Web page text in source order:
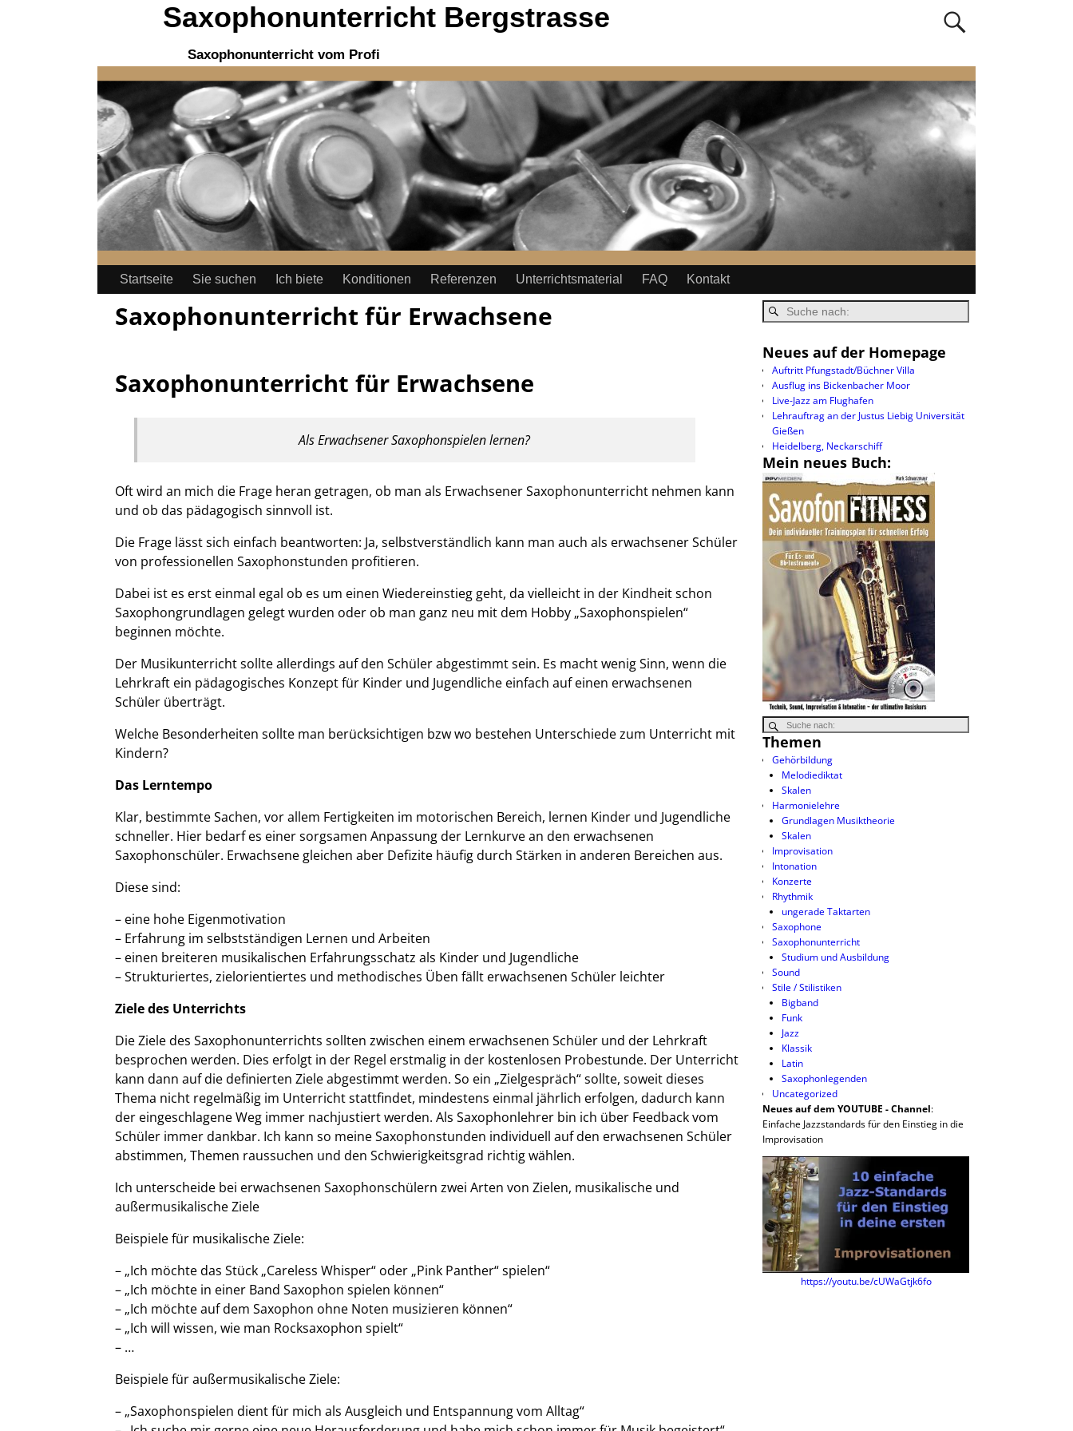
Saxophonunterricht Bergstrasse
Saxophonunterricht vom Profi
Startseite Sie suchen Ich biete Konditionen Referenzen Unterrichtsmaterial FAQ Kontakt
Saxophonunterricht für Erwachsene
Saxophonunterricht für Erwachsene
Als Erwachsener Saxophonspielen lernen?
Oft wird an mich die Frage heran getragen, ob man als Erwachsener Saxophonunterricht nehmen kann
und ob das pädagogisch sinnvoll ist.
Die Frage lässt sich einfach beantworten: Ja, selbstverständlich kann man auch als erwachsener Schüler
von professionellen Saxophonstunden profitieren.
Dabei ist es erst einmal egal ob es um einen Wiedereinstieg geht, da vielleicht in der Kindheit schon
Saxophongrundlagen gelegt wurden oder ob man ganz neu mit dem Hobby „Saxophonspielen“
beginnen möchte.
Der Musikunterricht sollte allerdings auf den Schüler abgestimmt sein. Es macht wenig Sinn, wenn die
Lehrkraft ein pädagogisches Konzept für Kinder und Jugendliche einfach auf einen erwachsenen
Schüler überträgt.
Welche Besonderheiten sollte man berücksichtigen bzw wo bestehen Unterschiede zum Unterricht mit
Kindern?
Das Lerntempo
Klar, bestimmte Sachen, vor allem Fertigkeiten im motorischen Bereich, lernen Kinder und Jugendliche
schneller. Hier bedarf es einer sorgsamen Anpassung der Lernkurve an den erwachsenen
Saxophonschüler. Erwachsene gleichen aber Defizite häufig durch Stärken in anderen Bereichen aus.
Diese sind:
– eine hohe Eigenmotivation
– Erfahrung im selbstständigen Lernen und Arbeiten
– einen breiteren musikalischen Erfahrungsschatz als Kinder und Jugendliche
– Strukturiertes, zielorientiertes und methodisches Üben fällt erwachsenen Schüler leichter
Ziele des Unterrichts
Die Ziele des Saxophonunterrichts sollten zwischen einem erwachsenen Schüler und der Lehrkraft
besprochen werden. Dies erfolgt in der Regel erstmalig in der kostenlosen Probestunde. Der Unterricht
kann dann auf die definierten Ziele abgestimmt werden. So ein „Zielgespräch“ sollte, soweit dieses
Thema nicht regelmäßig im Unterricht stattfindet, mindestens einmal jährlich erfolgen, dadurch kann
der eingeschlagene Weg immer nachjustiert werden. Als Saxophonlehrer bin ich über Feedback vom
Schüler immer dankbar. Ich kann so meine Saxophonstunden individuell auf den erwachsenen Schüler
abstimmen, Themen raussuchen und den Schwierigkeitsgrad richtig wählen.
Ich unterscheide bei erwachsenen Saxophonschülern zwei Arten von Zielen, musikalische und
außermusikalische Ziele
Beispiele für musikalische Ziele:
– „Ich möchte das Stück „Careless Whisper“ oder „Pink Panther“ spielen“
– „Ich möchte in einer Band Saxophon spielen können“
– „Ich möchte auf dem Saxophon ohne Noten musizieren können“
– „Ich will wissen, wie man Rocksaxophon spielt“
– …
Beispiele für außermusikalische Ziele:
– „Saxophonspielen dient für mich als Ausgleich und Entspannung vom Alltag“
Neues auf der Homepage
Auftritt Pfungstadt/Büchner Villa
Ausflug ins Bickenbacher Moor
Live-Jazz am Flughafen
Lehrauftrag an der Justus Liebig Universität
Gießen
Heidelberg, Neckarschiff
Mein neues Buch:
Themen
Gehörbildung
Melodiediktat
Skalen
Harmonielehre
Grundlagen Musiktheorie
Skalen
Improvisation
Intonation
Konzerte
Rhythmik
ungerade Taktarten
Saxophone
Saxophonunterricht
Studium und Ausbildung
Sound
Stile / Stilistiken
Bigband
Funk
Jazz
Klassik
Latin
Saxophonlegenden
Uncategorized
Neues auf dem YOUTUBE - Channel:
Einfache Jazzstandards für den Einstieg in die
Improvisation
https://youtu.be/cUWaGtjk6fo